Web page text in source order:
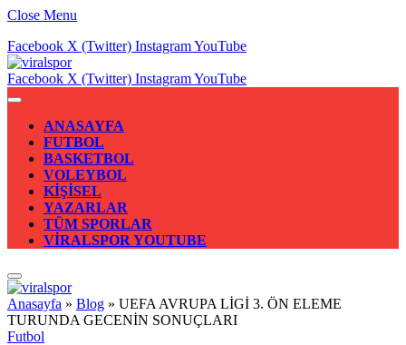
Close Menu
Facebook X (Twitter) InstagramYouTube
Facebook X (Twitter) InstagramYouTube
ANASAYFA
FUTBOL
BASKETBOL
VOLEYBOL
KİŞİSEL
YAZARLAR
TÜM SPORLAR
VİRALSPOR YOUTUBE
Anasayfa » Blog » UEFA AVRUPA LİGİ 3. ÖN ELEME
TURUNDA GECENİN SONUÇLARI
Futbol